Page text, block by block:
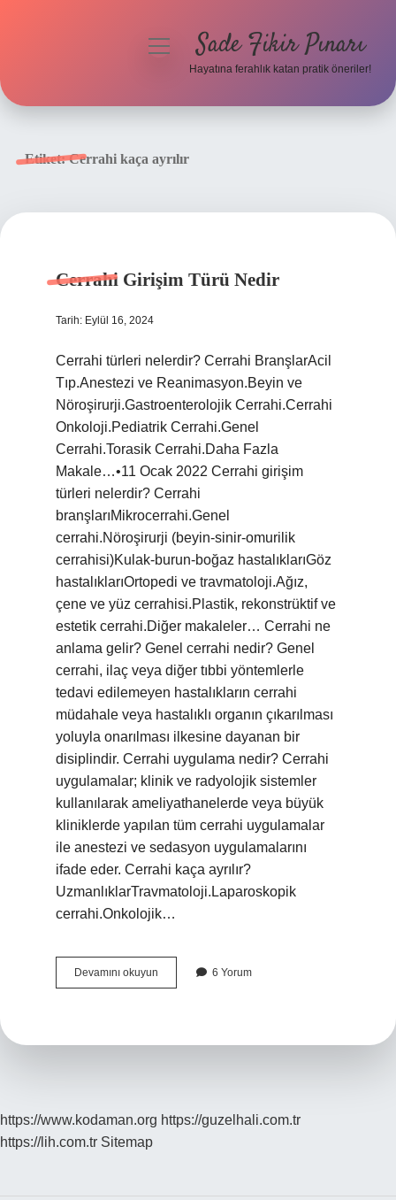
menüyüSade Fikir Pınarı
Hayatına ferahlık katan pratik öneriler!
Etiket:Cerrahi kaça ayrılır
Cerrahi Girişim Türü Nedir
Tarih: Eylül 16, 2024
Cerrahi türleri nelerdir? Cerrahi BranşlarAcil
Tıp.Anestezi ve Reanimasyon.Beyin ve
Nöroşirurji.Gastroenterolojik Cerrahi.Cerrahi
Onkoloji.Pediatrik Cerrahi.Genel
Cerrahi.Torasik Cerrahi.Daha Fazla
Makale…•11 Ocak 2022 Cerrahi girişim
türleri nelerdir? Cerrahi
branşlarıMikrocerrahi.Genel
cerrahi.Nöroşirurji (beyin-sinir-omurilik
cerrahisi)Kulak-burun-boğaz hastalıklarıGöz
hastalıklarıOrtopedi ve travmatoloji.Ağız,
çene ve yüz cerrahisi.Plastik, rekonstrüktif ve
estetik cerrahi.Diğer makaleler… Cerrahi ne
anlama gelir? Genel cerrahi nedir? Genel
cerrahi, ilaç veya diğer tıbbi yöntemlerle
tedavi edilemeyen hastalıkların cerrahi
müdahale veya hastalıklı organın çıkarılması
yoluyla onarılması ilkesine dayanan bir
disiplindir. Cerrahi uygulama nedir? Cerrahi
uygulamalar; klinik ve radyolojik sistemler
kullanılarak ameliyathanelerde veya büyük
kliniklerde yapılan tüm cerrahi uygulamalar
ile anestezi ve sedasyon uygulamalarını
ifade eder. Cerrahi kaça ayrılır?
UzmanlıklarTravmatoloji.Laparoskopik
cerrahi.Onkolojik…
Devamını okuyun
Girişim
6 Yorum
https://www.kodaman.org https://guzelhali.com.tr
https://lih.com.tr Sitemap